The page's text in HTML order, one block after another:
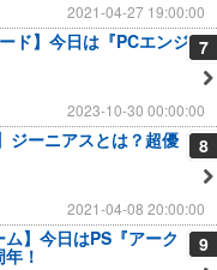
2021-04-27 19:00:00
7
ド】今日は『PCエンジ
2023-10-30 00:00:00
8
ジーニアスとは？超優
2021-04-08 20:00:00
9
ム】今日はPS『アーク
！